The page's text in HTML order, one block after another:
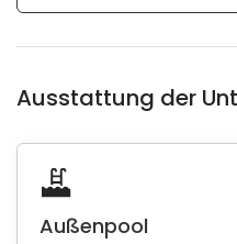
Ausstattung der
Außenpool